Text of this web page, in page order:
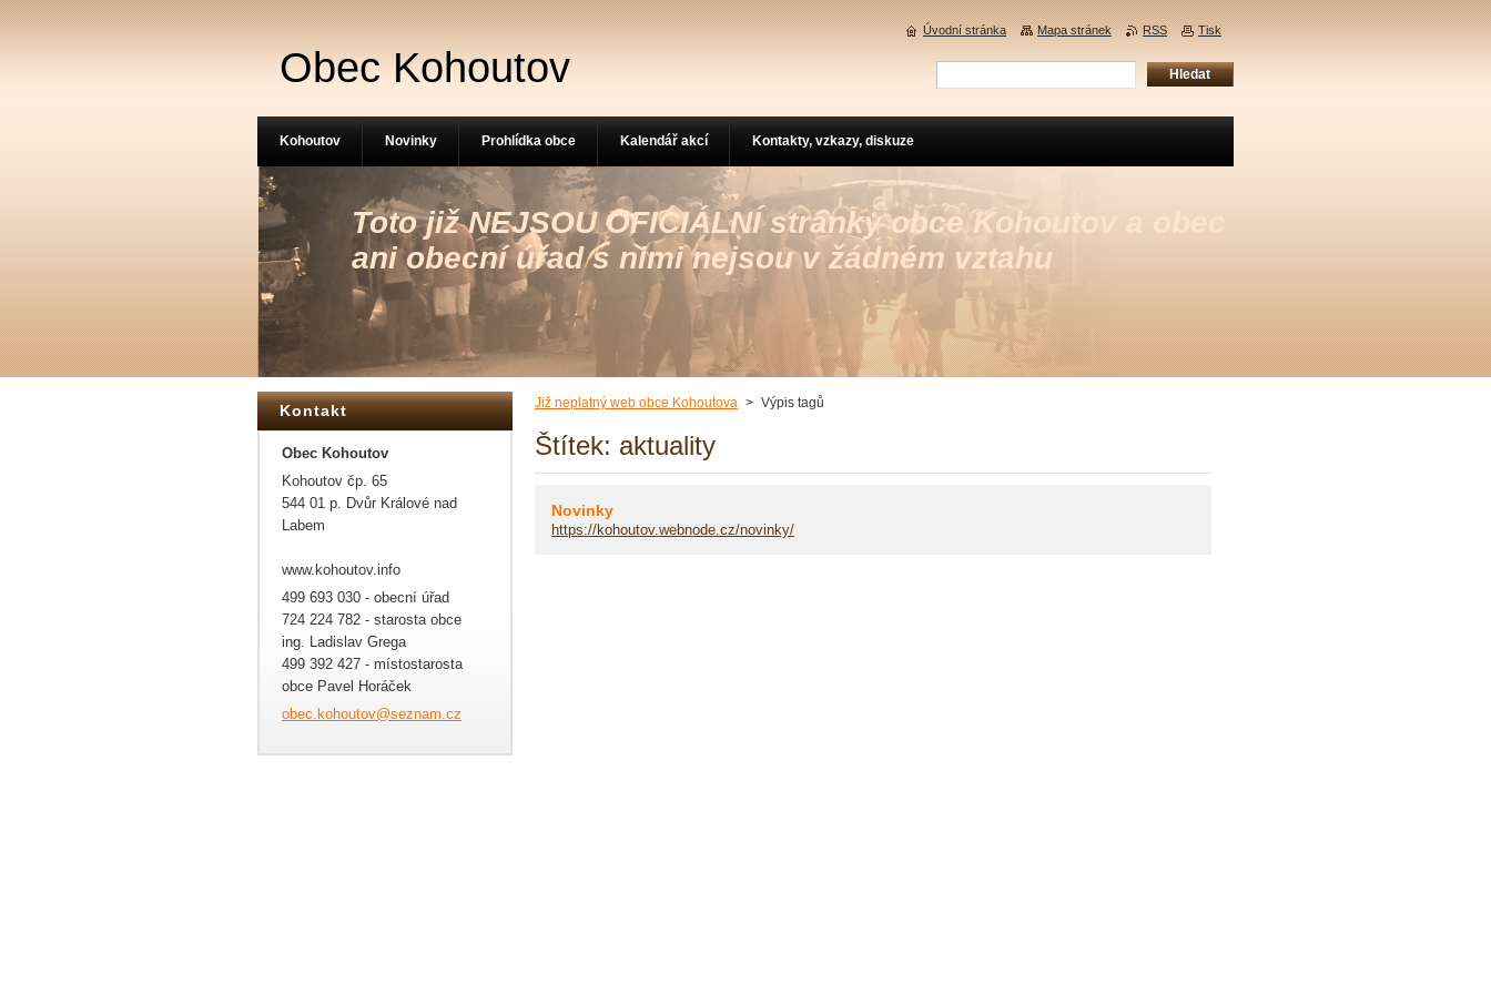
Obec Kohoutov
Toto již NEJSOU OFICIÁLNÍ stránky obce Kohoutov a obec
ani obecní úřad s nimi nejsou v žádném vztahu
Již neplatný web obce Kohoutova > Výpis tagů
Štítek: aktuality
Novinky
https://kohoutov.webnode.cz/novinky/
Kontakt
Obec Kohoutov
Kohoutov čp. 65
544 01 p. Dvůr Králové nad
Labem
www.kohoutov.info
499 693 030 - obecní úřad
724 224 782 - starosta obce
ing. Ladislav Grega
499 392 427 - místostarosta
obce Pavel Horáček
obec.kohoutov@seznam.cz
Kohoutov Novinky Prohlídka obce Kalendář akcí Kontakty, vzkazy, diskuze
Úvodní stránka Mapa stránek RSS Tisk